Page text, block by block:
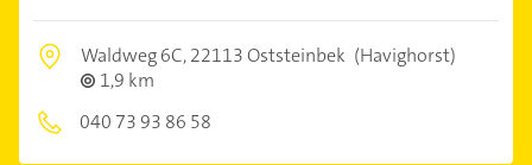
Waldweg 6C,22113 Oststeinbek (Havighorst)
1,9 km
040 73 93 86 58